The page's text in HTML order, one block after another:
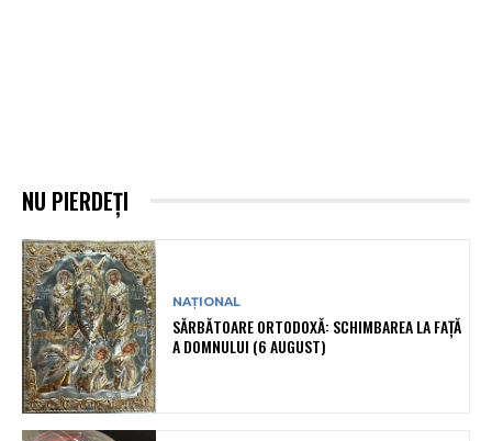
NU PIERDEȚI
NAȚIONAL
SĂRBĂTOARE ORTODOXĂ: SCHIMBAREA LA FAȚĂ
A DOMNULUI (6 AUGUST)